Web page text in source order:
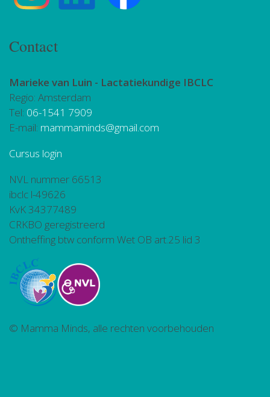
Contact
Marieke van Luin - Lactatiekundige IBCLC
Regio: Amsterdam
Tel: 06-1541 7909
E-mail: mammaminds@gmail.com
Cursus login
NVL nummer 66513
ibclc l-49626
KvK 34377489
CRKBO geregistreerd
Ontheffing btw conform Wet OB art.25 lid 3
© Mamma Minds, alle rechten voorbehouden